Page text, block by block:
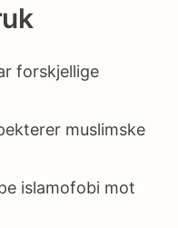
forskjellige
muslimske
islamofobi mot